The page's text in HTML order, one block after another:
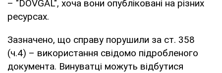
– "DOVGAL", хоча вони опубліковані на різних
ресурсах.
Зазначено, що справу порушили за ст. 358
(ч.4) – використання свідомо підробленого
документа. Винуватці можуть відбутися